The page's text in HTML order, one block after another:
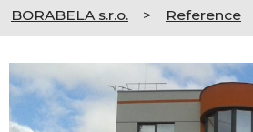
BORABELA s.r.o. > Reference